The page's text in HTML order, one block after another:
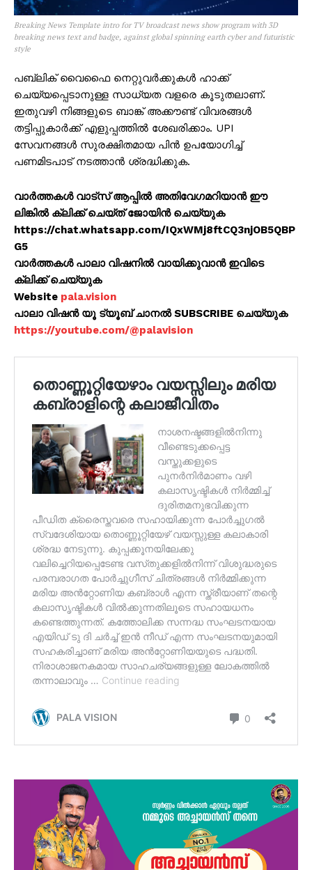
Breaking News Template intro for TV broadcast news show program with 3D
breaking news text and badge, against global spinning earth cyber and futuristic
style
പബ്ലിക് വൈഫൈ നെറ്റുവർക്കുകൾ ഹാക്ക്
ചെയ്യപ്പെടാനുള്ള സാധ്യത വളരെ കൂടുതലാണ്.
ഇതുവഴി നിങ്ങളുടെ ബാങ്ക് അക്കൗണ്ട് വിവരങ്ങൾ
തട്ടിപ്പുകാർക്ക് എളുപ്പത്തിൽ ശേഖരിക്കാം. UPI
സേവനങ്ങൾ സുരക്ഷിതമായ പിൻ ഉപയോഗിച്ച്
പണമിടപാട് നടത്താൻ ശ്രദ്ധിക്കുക.
വാർത്തകൾ വാട്സ് ആപ്പിൽ അതിവേഗമറിയാൻ ഈ
ലിങ്കിൽ ക്ലിക്ക് ചെയ്ത് ജോയിൻ ചെയ്യുക
https://chat.whatsapp.com/IQxWMj8ftCQ3njOB5QBP
G5
വാർത്തകൾ പാലാ വിഷനിൽ വായിക്കുവാൻ ഇവിടെ
ക്ലിക്ക് ചെയ്യുക
Website pala.vision
പാലാ വിഷൻ യൂ ട്യൂബ് ചാനൽ SUBSCRIBE ചെയ്യുക
https://youtube.com/@palavision